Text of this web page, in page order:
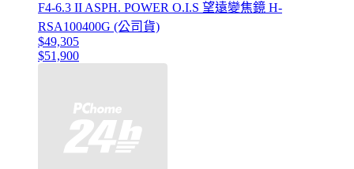
F4-6.3 II ASPH. POWER O.I.S 望遠變焦鏡 H-
RSA100400G (公司貨)
$49,305
$51,900